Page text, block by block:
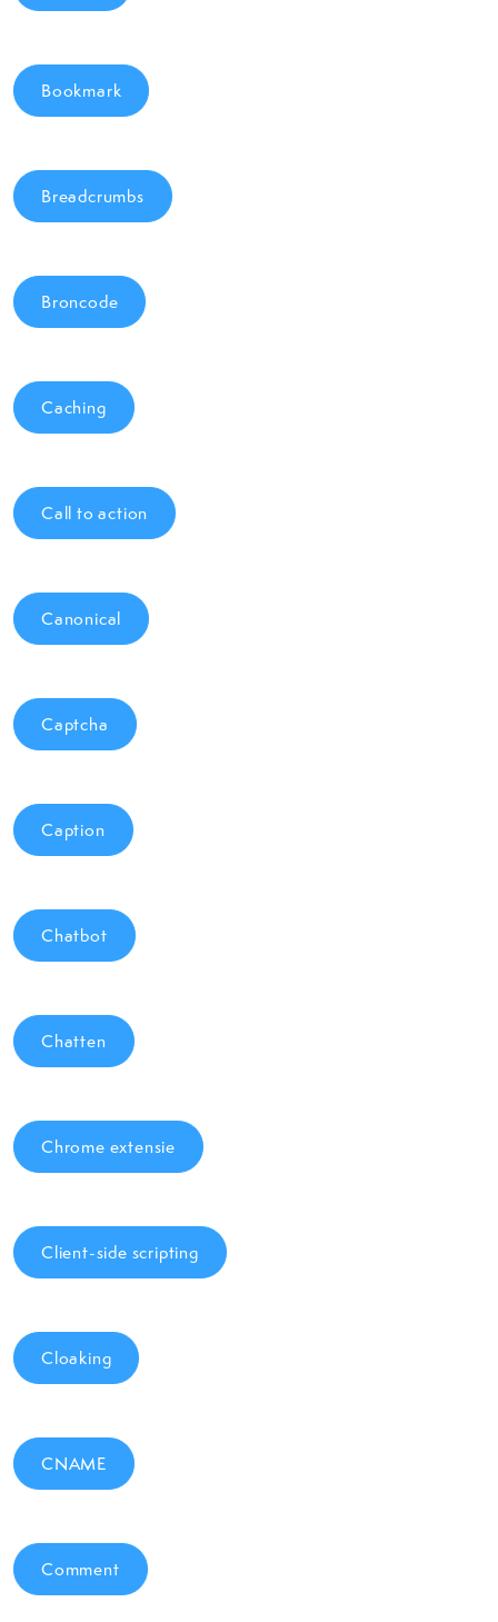
Bookmark
Breadcrumbs
Broncode
Caching
Call to action
Canonical
Captcha
Caption
Chatbot
Chatten
Chrome extensie
Client-side scripting
Cloaking
CNAME
Comment